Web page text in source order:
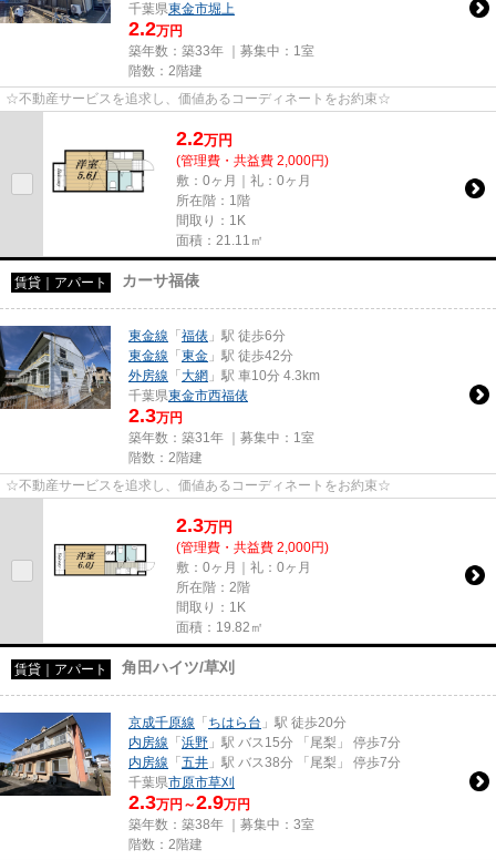
千葉県東金市堀上
2.2万円
築年数：築33年 ｜募集中： 1室
階数：2階建
☆不動産サービスを追求し、価値あるコーディネートをお約束☆
2.2万円
(管理費・共益費 2,000円)
敷：0ヶ月｜礼：0ヶ月
所在階：1階
間取り：1K
面積：21.11㎡
賃貸｜アパート カーサ福俵
東金線 「 福俵 」駅 徒歩6分
東金線 「 東金 」駅 徒歩42分
外房線 「 大網 」駅 車10分 4.3km
千葉県東金市西福俵
2.3万円
築年数：築31年 ｜募集中： 1室
階数：2階建
☆不動産サービスを追求し、価値あるコーディネートをお約束☆
2.3万円
(管理費・共益費 2,000円)
敷：0ヶ月｜礼：0ヶ月
所在階：2階
間取り：1K
面積：19.82㎡
賃貸｜アパート 角田ハイツ/草刈
京成千原線 「 ちはら台 」駅 徒歩20分
内房線 「 浜野 」駅 バス15分 「尾梨」 停歩7分
内房線 「 五井 」駅 バス38分 「尾梨」 停歩7分
千葉県市原市草刈
2.3万円～2.9万円
築年数：築38年 ｜募集中： 3室
階数：2階建